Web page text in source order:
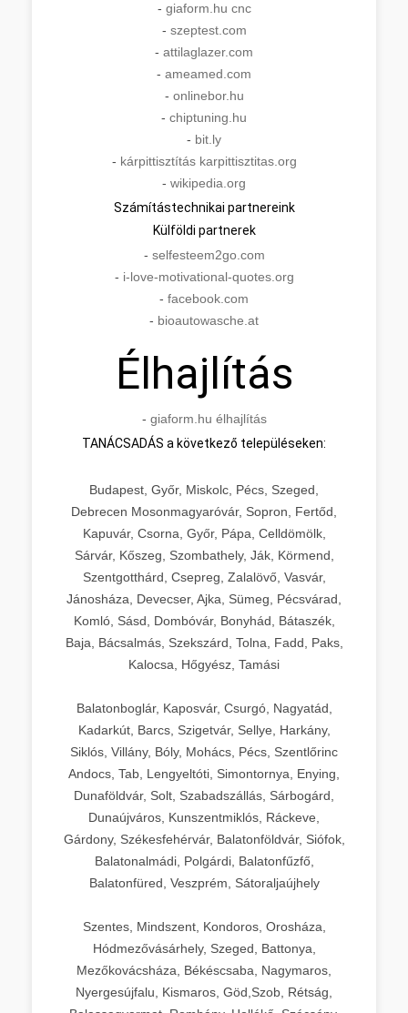
- giaform.hu cnc
- szeptest.com
- attilaglazer.com
- ameamed.com
- onlinebor.hu
- chiptuning.hu
- bit.ly
- kárpittisztítás karpittisztitas.org
- wikipedia.org
Számítástechnikai partnereink
Külföldi partnerek
- selfesteem2go.com
- i-love-motivational-quotes.org
- facebook.com
- bioautowasche.at
Élhajlítás
- giaform.hu élhajlítás
TANÁCSADÁS a következő településeken:
Budapest, Győr, Miskolc, Pécs, Szeged,
Debrecen Mosonmagyaróvár, Sopron, Fertőd,
Kapuvár, Csorna, Győr, Pápa, Celldömölk,
Sárvár, Kőszeg, Szombathely, Ják, Körmend,
Szentgotthárd, Csepreg, Zalalövő, Vasvár,
Jánosháza, Devecser, Ajka, Sümeg, Pécsvárad,
Komló, Sásd, Dombóvár, Bonyhád, Bátaszék,
Baja, Bácsalmás, Szekszárd, Tolna, Fadd, Paks,
Kalocsa, Hőgyész, Tamási
Balatonboglár, Kaposvár, Csurgó, Nagyatád,
Kadarkút, Barcs, Szigetvár, Sellye, Harkány,
Siklós, Villány, Bóly, Mohács, Pécs, Szentlőrinc
Andocs, Tab, Lengyeltóti, Simontornya, Enying,
Dunaföldvár, Solt, Szabadszállás, Sárbogárd,
Dunaújváros, Kunszentmiklós, Ráckeve,
Gárdony, Székesfehérvár, Balatonföldvár, Siófok,
Balatonalmádi, Polgárdi, Balatonfűzfő,
Balatonfüred, Veszprém, Sátoraljaújhely
Szentes, Mindszent, Kondoros, Orosháza,
Hódmezővásárhely, Szeged, Battonya,
Mezőkovácsháza, Békéscsaba, Nagymaros,
Nyergesújfalu, Kismaros, Göd,Szob, Rétság,